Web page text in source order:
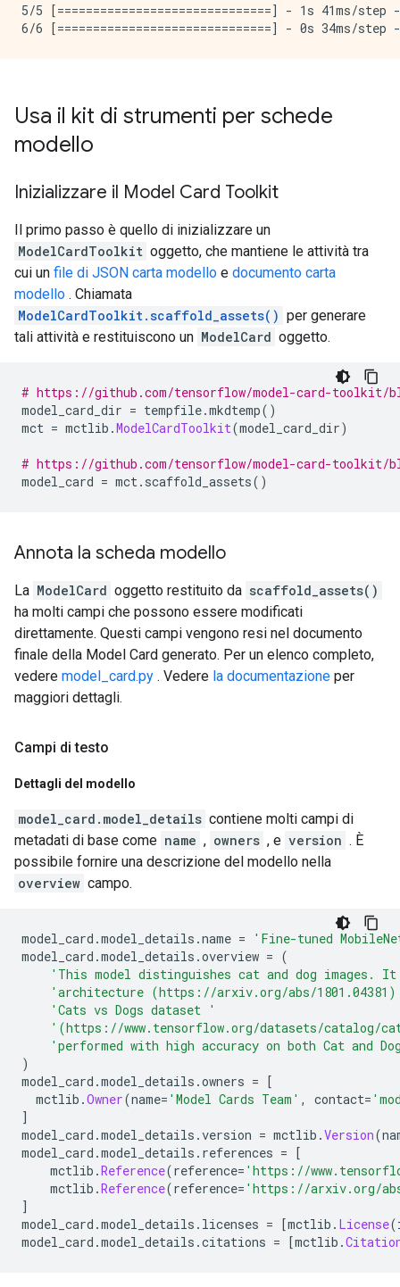
5/5 [==============================] - 1s 41ms/
Usa il kit di strumenti per schede
modello
Inizializzare il Model Card Toolkit
Il primo passo è quello di inizializzare un
ModelCardToolkit oggetto, che mantiene le attività tra
cui un file di JSON carta modello e documento carta
modello . Chiamata
ModelCardToolkit.scaffold_assets() per generare
tali attività e restituiscono un ModelCard oggetto.
# https://github.com/tensorflow/model-card-toolkit/
model_card_dir = tempfile.mkdtemp()
mct = mctlib .ModelCardToolkit(model_card_dir)
# https://github.com/tensorflow/model-card-toolkit/
model_card = mct. scaffold_assets()
Annota la scheda modello
La ModelCard oggetto restituito da scaffold_assets()
ha molti campi che possono essere modificati
direttamente. Questi campi vengono resi nel documento
finale della Model Card generato. Per un elenco completo,
vedere model_card.py . Vedere la documentazione per
maggiori dettagli.
Campi di testo
Dettagli del modello
model_card.model_details contiene molti campi di
metadati di base come name , owners , e version . È
possibile fornire una descrizione del modello nella
overview campo.
model_card .model_details .name =
'Fine-tuned
model_card .model_details .overview = (
'This model distinguishes cat and dog images. It
'architecture (https://arxiv.org/abs/
'Cats vs Dogs dataset '
'(https://www.tensorflow.org/datasets/catalog/
'performed with high accuracy on both Cat and
)
model_card .model_details .owners = [
mctlib .Owner(name= 'Model Cards Team' , contact=
]
model_card .model_details .version = mctlib .Version(
model_card .model_details . references = [
mctlib .Reference(reference= 'https://
mctlib .Reference(reference= 'https://arxiv.org/
]
model_card .model_details . licenses = [mctlib . License(
model_card .model_details .citations = [mctlib .